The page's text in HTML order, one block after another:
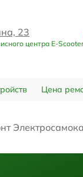
23
центра E-Scooter
Цена